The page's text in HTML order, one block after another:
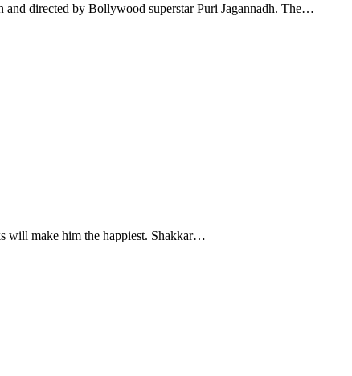
and directed by Bollywood superstar Puri Jagannadh. The…
will make him the happiest. Shakkar…